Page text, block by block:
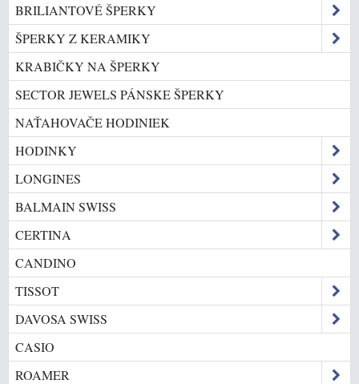
BRILIANTOVÉ ŠPERKY
ŠPERKY Z KERAMIKY
KRABIČKY NA ŠPERKY
SECTOR JEWELS PÁNSKE ŠPERKY
NAŤAHOVAČE HODINIEK
HODINKY
LONGINES
BALMAIN SWISS
CERTINA
CANDINO
TISSOT
DAVOSA SWISS
CASIO
ROAMER